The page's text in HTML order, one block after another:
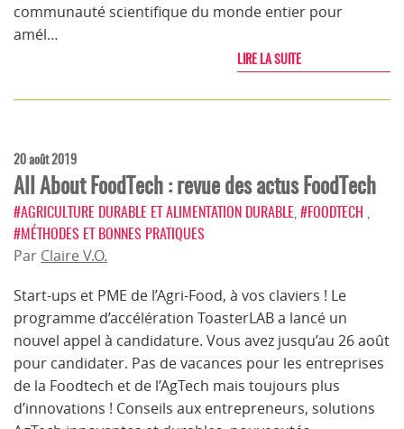
communauté scientifique du monde entier pour
amél…
LIRE LA SUITE
20 août 2019
All About FoodTech : revue des actus FoodTech
#AGRICULTURE DURABLE ET ALIMENTATION DURABLE #FOODTECH
#MÉTHODES ET BONNES PRATIQUES
Par Claire V.O.
Start-ups et PME de l’Agri-Food, à vos claviers ! Le
programme d’accélération ToasterLAB a lancé un
nouvel appel à candidature. Vous avez jusqu’au 26 août
pour candidater. Pas de vacances pour les entreprises
de la Foodtech et de l’AgTech mais toujours plus
d’innovations ! Conseils aux entrepreneurs, solutions